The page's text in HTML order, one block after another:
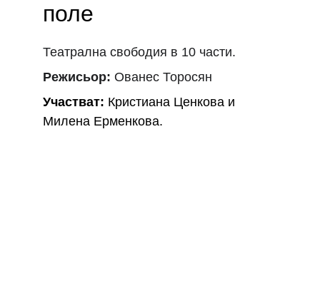
поле
Театрална свободия в 10 части.
Режисьор: Ованес Торосян
Участват: Кристиана Ценкова и
Милена Ерменкова.